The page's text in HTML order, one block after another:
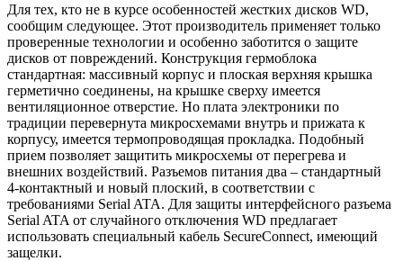
Для тех, кто не в курсе особенностей жестких дисков WD,
сообщим следующее. Этот производитель применяет только
проверенные технологии и особенно заботится о защите
дисков от повреждений. Конструкция гермоблока
стандартная: массивный корпус и плоская верхняя крышка
герметично соединены, на крышке сверху имеется
вентиляционное отверстие. Но плата электроники по
традиции перевернута микросхемами внутрь и прижата к
корпусу, имеется термопроводящая прокладка. Подобный
прием позволяет защитить микросхемы от перегрева и
внешних воздействий. Разъемов питания два – стандартный
4-контактный и новый плоский, в соответствии с
требованиями Serial ATA. Для защиты интерфейсного разъема
Serial ATA от случайного отключения WD предлагает
использовать специальный кабель SecureConnect, имеющий
защелки.